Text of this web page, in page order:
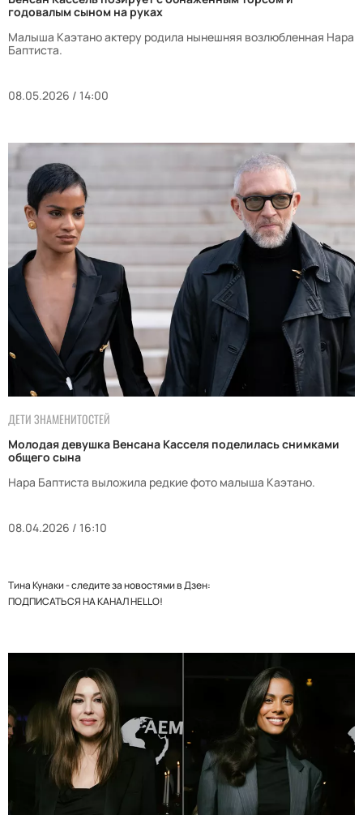
годовалым сыном на руках
Малыша Каэтано актеру родила нынешняя возлюбленная Нара
Баптиста.
08.05.2026 / 14:00
ДЕТИ ЗНАМЕНИТОСТЕЙ
Молодая девушка Венсана Касселя поделилась снимками
общего сына
Нара Баптиста выложила редкие фото малыша Каэтано.
08.04.2026 / 16:10
Тина Кунаки - следите за новостями в Дзен:
ПОДПИСАТЬСЯ НА КАНАЛ HELLO!